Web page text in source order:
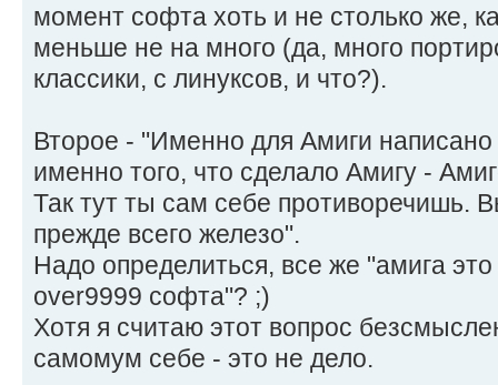
момент софта хоть и не столько же,
меньше не на много (да, много
классики, с линуксов, и что?).
Второе - "Именно для Амиги
именно того, что сделало Амигу -
Так тут ты сам себе противоречишь.
прежде всего железо".
Надо определиться, все же "амига
over9999 софта"? ;)
Хотя я считаю этот вопрос
самомум себе - это не дело.